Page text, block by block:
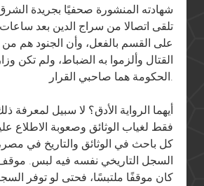
شهادته المنشورة صحفيًا بجريدة
تلقى اتصالا من سراج الدين بعد
على القسم بالفعل، وأن الجنود هم من
القتال وألزموا به الضباط، ولم تكن
أيهما الرواية الأدق؟ لا سبيل لمعرفة
فقط لغياب الوثائق وصعوبة الاطلاع
كل باحث في الوثائق والتاريخ في
السجل التاريخي نفسه فيه لبس. موقف
كان موقفًا ملتبسًا، فحتى لو توفر